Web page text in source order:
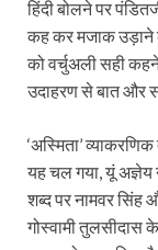
हिंदी बोलने पर
कह कर मजाक
को वर्चुअली सही
उदाहरण से बात और
‘अस्मिता’
यह चल गया, यूं
शब्द पर नामवर सिंह
गोस्वामी तुलसीदास